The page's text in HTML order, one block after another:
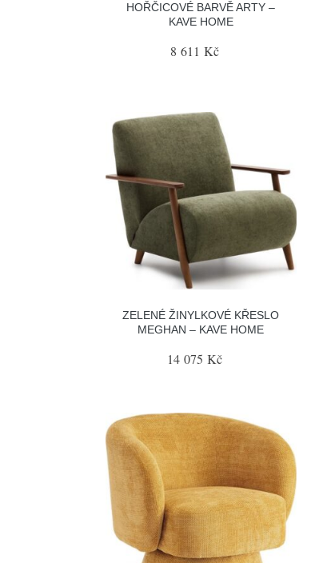
HOŘČICOVÉ BARVĚ ARTY –
KAVE HOME
8 611 Kč
ZELENÉ ŽINYLKOVÉ KŘESLO
MEGHAN – KAVE HOME
14 075 Kč